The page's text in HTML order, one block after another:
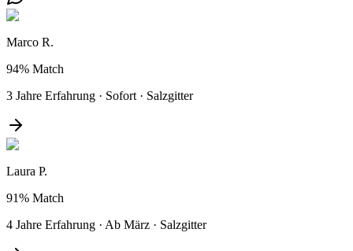
Marco R.
94% Match
3 Jahre Erfahrung · Sofort · Salzgitter
Laura P.
91% Match
4 Jahre Erfahrung · Ab März · Salzgitter